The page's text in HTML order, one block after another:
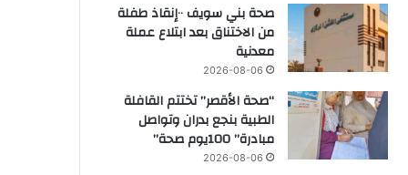
صحة بني سويف ٠٠إنقاذ طفلة
من الاختناق بعد ابتلاع عملة
معدنية
2026-08-06
“صحة الأقصر” تختتم القافلة
الطبية بنجع بدران وتواصل
مبادرة” 100يوم صحة”
2026-08-06